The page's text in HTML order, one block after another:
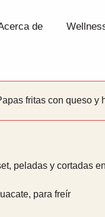
de
fritas con queso y
peladas y cortadas
para freír